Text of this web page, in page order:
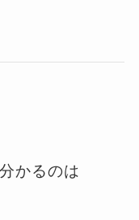
かるのは